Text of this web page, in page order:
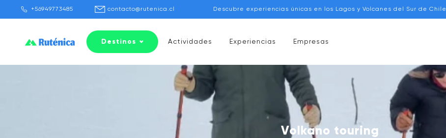
+56949773485 contacto@rutenica.cl Descubre experiencias únicas en los Lagos y Volcanes del Sur de Chile
Destinos Actividades Experiencias Empresas
Volkano touring